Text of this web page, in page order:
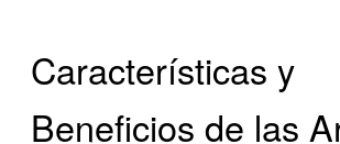
Características y
Beneficios de las